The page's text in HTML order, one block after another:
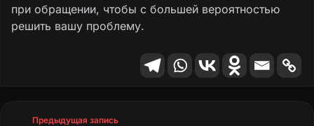
при обращении, чтобы с большей вероятностью
решить вашу проблему.
Предыдущая запись